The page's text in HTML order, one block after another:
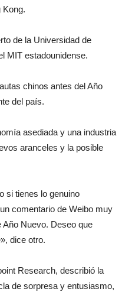
Kong.
de la Universidad de
MIT estadounidense.
chinos antes del Año
del país.
asediada y una industria
aranceles y la posible
si tienes lo genuino
comentario de Weibo muy
Año Nuevo. Deseo que
dice otro.
Research, describió la
de sorpresa y entusiasmo,